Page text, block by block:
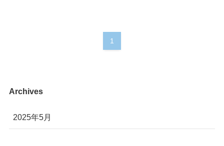
1
Archives
2025年5月